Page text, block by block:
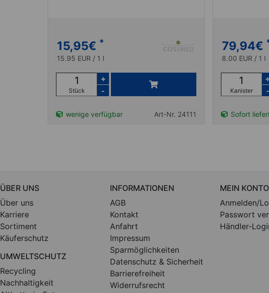
15,95€ *
15.95 EUR / 1 l
Stück
+
-
wenige verfügbar Art-Nr. 24111
79,94€
8.00 EUR / 1 l
Kanister
-
Sofort
ÜBER UNS
Über uns
Karriere
Sortiment
Käuferschutz
UMWELTSCHUTZ
Recycling
Nachhaltigkeit
INFORMATIONEN
AGB
Kontakt
Anfahrt
Impressum
Sparmöglichkeiten
Datenschutz & Sicherheit
Barrierefreiheit
Widerrufsrecht
MEIN KONTO
Anmelden/
Passwort
Händler-